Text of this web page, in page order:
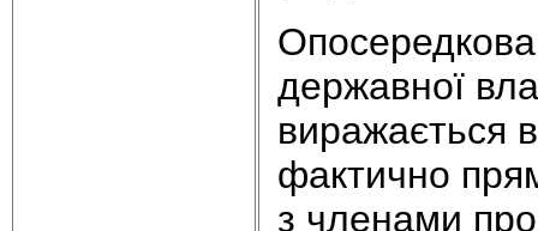
державної
виражається
фактично
з членами